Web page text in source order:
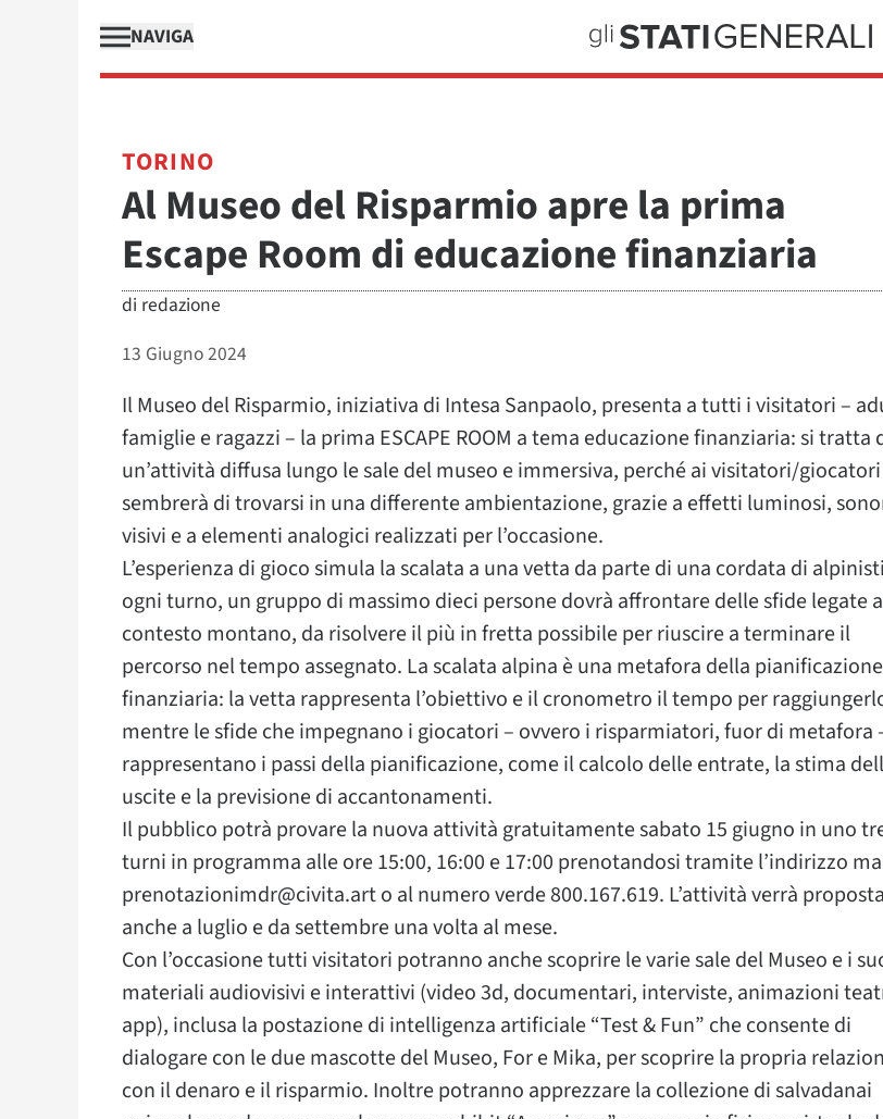
NAVIGA
TORINO
Al Museo del Risparmio apre la prima
Escape Room di educazione finanziaria
di redazione
13 Giugno 2024
Il Museo del Risparmio, iniziativa di Intesa Sanpaolo, presenta a tutti i visitatori –
famiglie e ragazzi – la prima ESCAPE ROOM a tema educazione finanziaria: si tratta
un’attività diffusa lungo le sale del museo e immersiva, perché ai visitatori/giocatori
sembrerà di trovarsi in una differente ambientazione, grazie a effetti luminosi,
visivi e a elementi analogici realizzati per l’occasione.
L’esperienza di gioco simula la scalata a una vetta da parte di una cordata di
ogni turno, un gruppo di massimo dieci persone dovrà affrontare delle sfide legate
contesto montano, da risolvere il più in fretta possibile per riuscire a terminare il
percorso nel tempo assegnato. La scalata alpina è una metafora della pianificazione
finanziaria: la vetta rappresenta l’obiettivo e il cronometro il tempo per
mentre le sfide che impegnano i giocatori – ovvero i risparmiatori, fuor di metafora
rappresentano i passi della pianificazione, come il calcolo delle entrate, la stima
uscite e la previsione di accantonamenti.
Il pubblico potrà provare la nuova attività gratuitamente sabato 15 giugno in uno
turni in programma alle ore 15:00, 16:00 e 17:00 prenotandosi tramite l’indirizzo
prenotazionimdr@civita.art o al numero verde 800.167.619. L’attività verrà proposta
anche a luglio e da settembre una volta al mese.
Con l’occasione tutti visitatori potranno anche scoprire le varie sale del Museo e i
materiali audiovisivi e interattivi (video 3d, documentari, interviste, animazioni
app), inclusa la postazione di intelligenza artificiale “Test & Fun” che consente di
dialogare con le due mascotte del Museo, For e Mika, per scoprire la propria
con il denaro e il risparmio. Inoltre potranno apprezzare la collezione di salvadanai